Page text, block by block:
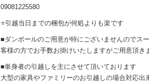
09081225580
⭐️引越当日までの梱包が何処よりも楽です
■ダンボールのご用意が特にございませんのでス
客様の方でお手数お掛けいたしますがご用意頂き
■単身者の引越しを主にさせて頂いております
大型の家具やファミリーのお引越しの場合対応